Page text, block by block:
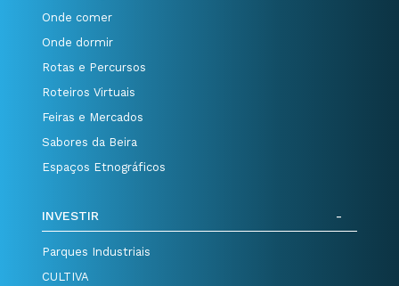
Onde comer
Onde dormir
Rotas e Percursos
Roteiros Virtuais
Feiras e Mercados
Sabores da Beira
Espaços Etnográficos
INVESTIR
Parques Industriais
CULTIVA